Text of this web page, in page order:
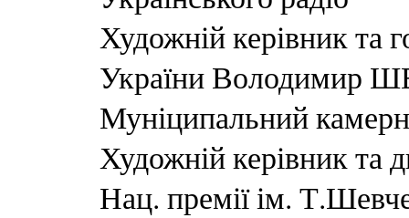
Художній керівник та
України Володимир
Муніципальний
Художній керівник та
Нац. премії ім.